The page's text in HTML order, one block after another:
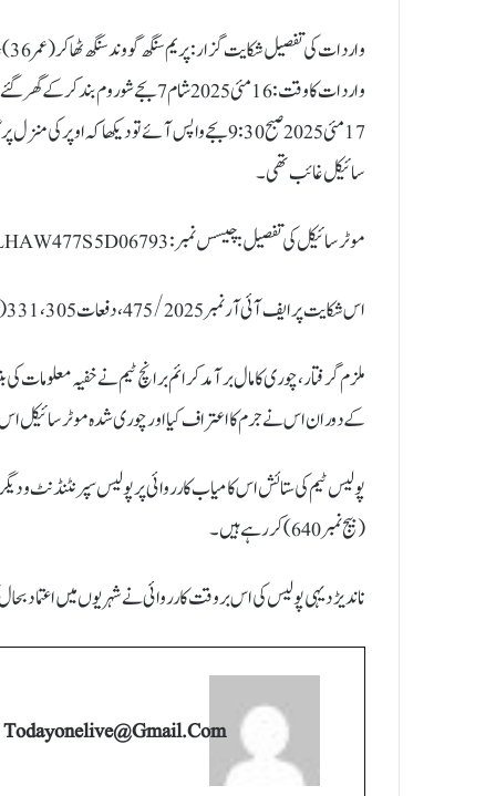
واردات کی تفصیل شکایت گزار: پریم سنگھ گووند سنگھ ٹھاکر (عمر 36)، منیجر، ساکن: ہنگولی گیٹ، ناندیڑ
واردات کا وقت: 16 مئی 2025 شام 7 بجے شو روم بند کرکے گھر گئے۔
17 مئی 2025 صبح 9:30 بجے واپس آئے تو دیکھا کہ
سائیکل غائب تھی۔
موٹر سائیکل کی تفصیل: چیسس نمبر: MBLHAW477S5D06793، انجن نمبر: HA11FCS5D10378،اندازاً قیمت: ₹65,000
اس شکایت پر ایف آئی آر نمبر 475/2025، دفعات 305، 331(2)، 331(4) بھارتی نیائے سنہیتا 2023 کے تحت مقدمہ درج کیا گیا۔
ملزم گرفتار، چوری کا مال برآمد کرائم برانچ ٹیم نے خفیہ
کے دوران اس نے جرم کا اعتراف کیا اور چوری شدہ موٹر سائیکل
پولیس ٹیم کی ستائش اس کامیاب کارروائی پر پولیس سپرنٹنڈنٹ و
(بیج نمبر 640) کر رہے ہیں۔
ناندیڑ دیہی پولیس کی اس بروقت کارروائی نے شہریوں میں
Todayonelive@gmail.com